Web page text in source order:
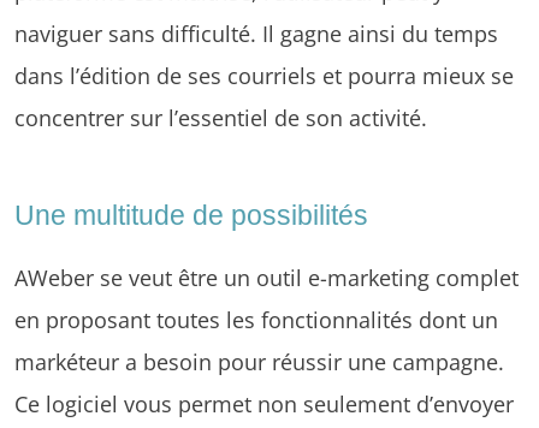
naviguer sans difficulté. Il gagne ainsi du temps
dans l’édition de ses courriels et pourra mieux se
concentrer sur l’essentiel de son activité.
Une multitude de possibilités
AWeber se veut être un outil e-marketing complet
en proposant toutes les fonctionnalités dont un
markéteur a besoin pour réussir une campagne.
Ce logiciel vous permet non seulement d’envoyer